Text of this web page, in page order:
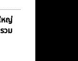
หญ่
วม